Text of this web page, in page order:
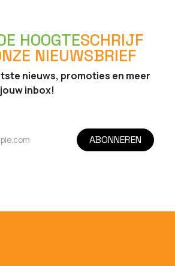
HOOGTESCHRIJF
NIEUWSBRIEF
nieuws, promoties en meer
inbox!
ABONNEREN